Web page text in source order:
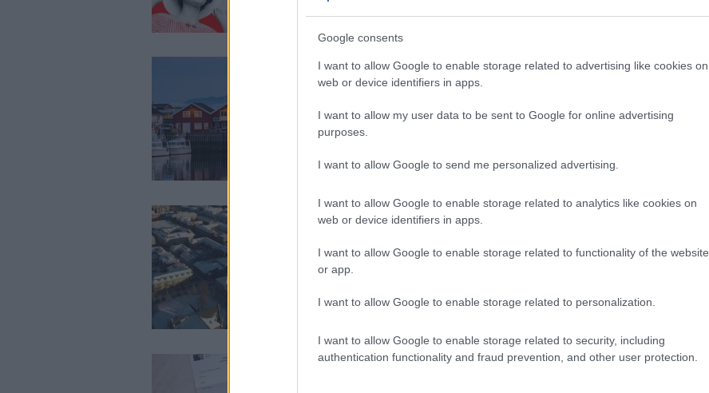
Google consents
I want to allow Google to enable storage related to advertising like cookies on
web or device identifiers in apps.
I want to allow my user data to be sent to Google for online advertising
purposes.
I want to allow Google to send me personalized advertising.
I want to allow Google to enable storage related to analytics like cookies on
web or device identifiers in apps.
I want to allow Google to enable storage related to functionality of the website
or app.
I want to allow Google to enable storage related to personalization.
I want to allow Google to enable storage related to security, including
authentication functionality and fraud prevention, and other user protection.
TRAVEL 09/06/2024 22:47
Τέχνη στον Αρκτικό Κύκλο -Πώς
είναι η πόλη Μπόντο της
ΕΛΛΑΔΑ 22/05/2024 16:41
Αρκτικό Κύκλο ψήφισε με
πολιτισμός» [βίντεο]
ΕΛΛΑΔΑ 20/05/2024 11:09